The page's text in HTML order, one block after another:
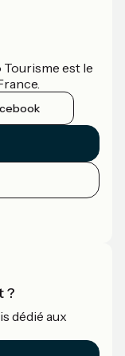
Tourisme est le
?
dédié aux